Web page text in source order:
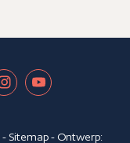
- Sitemap- Ontwerp: